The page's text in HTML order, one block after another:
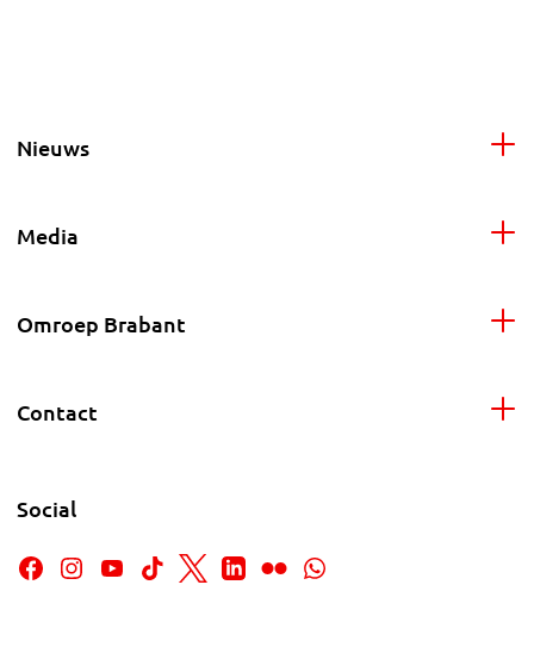
Nieuws
Media
Omroep Brabant
Contact
Social